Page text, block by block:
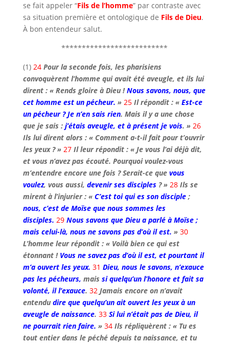
se fait appeler “Fils de l’homme” par contraste avec
sa situation première et ontologique de Fils de Dieu.
À bon entendeur salut.
**************************
(1) 24 Pour la seconde fois, les pharisiens
convoquèrent l’homme qui avait été aveugle, et ils lui
dirent : « Rends gloire à Dieu !Nous savons, nous, que
cet homme est un pécheur. » 25Il répondit : « Est-ce
un pécheur ? Je n’en sais rien. Mais il y a une chose
que je sais : j’étais aveugle, et à présent je vois. » 26
Ils lui dirent alors : « Comment a-t-il fait pour t’ouvrir
les yeux ? » 27Il leur répondit : « Je vous l’ai déjà dit,
et vous n’avez pas écouté. Pourquoi voulez-vous
m’entendre encore une fois ? Serait-ce que vous
voulez, vous aussi, devenir ses disciples ? » 28Ils se
mirent à l’injurier : « C’est toi qui es son disciple;
nous, c’est de Moïse que nous sommes les
disciples. 29Nous savons que Dieu a parlé à Moïse ;
mais celui-là, nous ne savons pas d’où il est. » 30
L’homme leur répondit : « Voilà bien ce qui est
étonnant ! Vous ne savez pas d’où il est, et pourtant il
m’a ouvert les yeux. 31 Dieu, nous le savons, n’exauce
pas les pécheurs, mais si quelqu’un l’honore et fait sa
volonté, il l’exauce. 32Jamais encore on n’avait
entendu dire que quelqu’un ait ouvert les yeux à un
aveugle de naissance. 33Si lui n’était pas de Dieu, il
ne pourrait rien faire. » 34Ils répliquèrent : « Tu es
tout entier dans le péché depuis ta naissance, et tu